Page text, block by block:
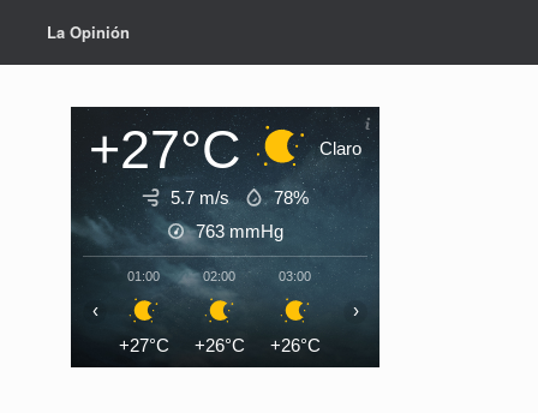
La Opinión
+27°C Claro
5.7 m/s
78%
763mmHg
01:00
+27°C
02:00
+26°C
03:00
+26°C
04:00
‹ ›